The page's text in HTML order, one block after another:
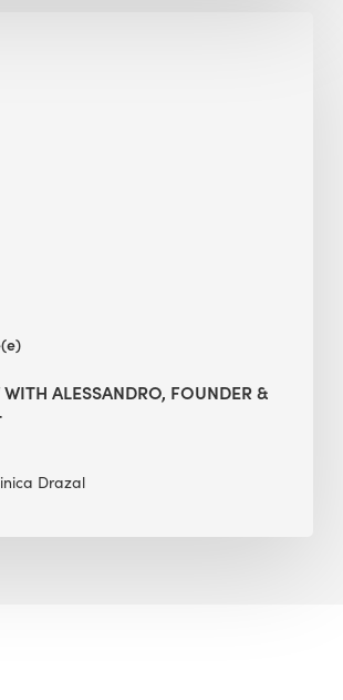
WITH ALESSANDRO, FOUNDER &
Drazal